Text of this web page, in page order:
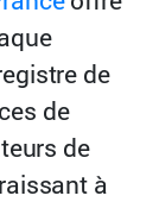
de
de
de
à